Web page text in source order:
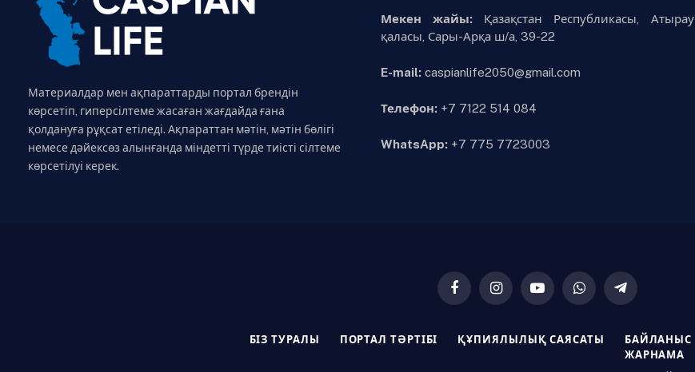
Материалдар мен ақпараттарды портал брендін
көрсетіп, гиперсілтеме жасаған жағдайда ғана
қолдануға рұқсат етіледі. Ақпараттан мәтін, мәтін бөлігі
немесе дәйексөз алынғанда міндетті түрде тиісті сілтеме
көрсетілуі керек.
Мекен жайы:Қазақстан Республикасы, Атырау
қаласы, Сары-Арқа ш/а, 39-22
E-mail: caspianlife2050@gmail.com
Телефон: +7 7122 514 084
WhatsApp: +7 775 7723003
FacebookInstagramYouTubeWhatsAppTelegram
БІЗ ТУРАЛЫ ПОРТАЛ ТӘРТІБІ ҚҰПИЯЛЫЛЫҚ САЯСАТЫ
БАЙЛАНЫС
ЖАРНАМА